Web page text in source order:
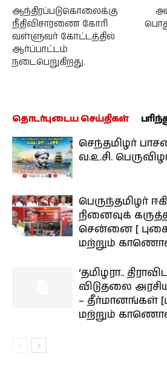
ஆந்திரப்படுகொலைக்கு
நீதிவிசாரணை கோரி
வள்ளுவர் கோட்டத்தில்
ஆர்ப்பாட்டம்
நடைபெறுகிறது.
தொடர்புடைய செய்திகள்
செந்தமிழர்
வ.உ.சி.
பெருந்தமிழர்
நினைவுக்
சென்னை [
மற்றும்
‘தமிழரா..
விடுதலை
– தீர்மானங்கள்
மற்றும்